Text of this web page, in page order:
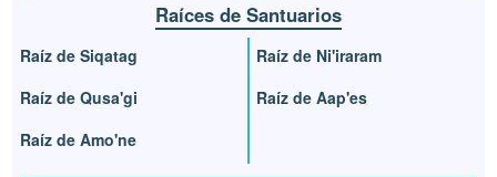
Raíces de Santuarios
Raíz de Siqatag
Raíz de Qusa'gi
Raíz de Amo'ne
Raíz de Ni'iraram
Raíz de Aap'es